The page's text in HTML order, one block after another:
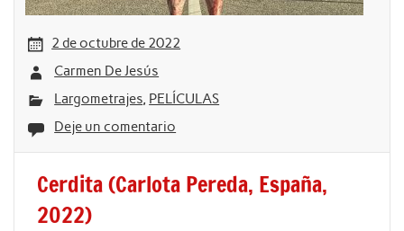
2 de octubre de 2022
Carmen De Jesús
Largometrajes, PELÍCULAS
Deje un comentario
Cerdita (Carlota Pereda, España,
2022)